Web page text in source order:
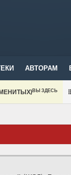
АВТОРАМ
ВЫ ЗДЕСЬ